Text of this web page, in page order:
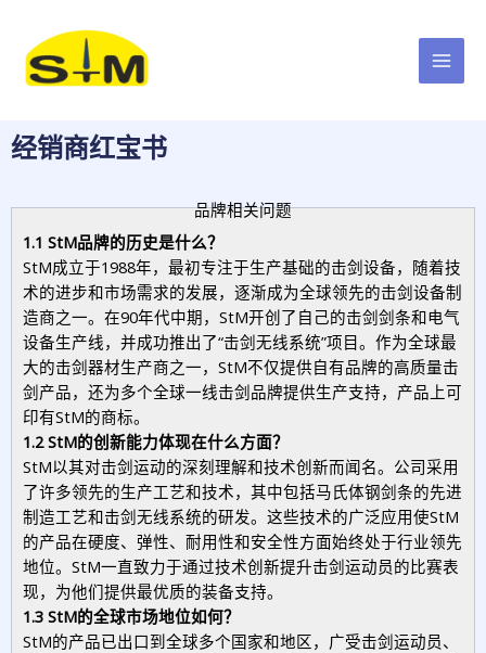
经销商红宝书
品牌相关问题
1.1 StM品牌的历史是什么？
StM成立于1988年，最初专注于生产基础的击剑设备，随着技
术的进步和市场需求的发展，逐渐成为全球领先的击剑设备制
造商之一。在90年代中期，StM开创了自己的击剑剑条和电气
设备生产线，并成功推出了“击剑无线系统”项目。作为全球最
大的击剑器材生产商之一，StM不仅提供自有品牌的高质量击
剑产品，还为多个全球一线击剑品牌提供生产支持，产品上可
印有StM的商标。
1.2 StM的创新能力体现在什么方面？
StM以其对击剑运动的深刻理解和技术创新而闻名。公司采用
了许多领先的生产工艺和技术，其中包括马氏体钢剑条的先进
制造工艺和击剑无线系统的研发。这些技术的广泛应用使StM
的产品在硬度、弹性、耐用性和安全性方面始终处于行业领先
地位。StM一直致力于通过技术创新提升击剑运动员的比赛表
现，为他们提供最优质的装备支持。
1.3 StM的全球市场地位如何？
StM的产品已出口到全球多个国家和地区，广受击剑运动员、